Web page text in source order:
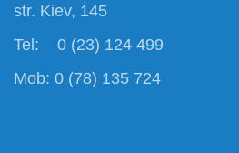
str. Kiev, 145
Tel: 0 (23) 124 499
Mob: 0 (78) 135 724